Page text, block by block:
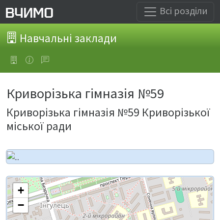
Всі розділи
Навчальні заклади
Криворізька гімназія №59
Криворізька гімназія №59 Криворізької
міської ради
+
−